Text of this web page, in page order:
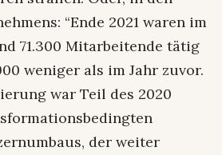
“Ende 2021 waren im
71.300 Mitarbeitende tätig
weniger als im Jahr zuvor.
war Teil des 2020
der weiter